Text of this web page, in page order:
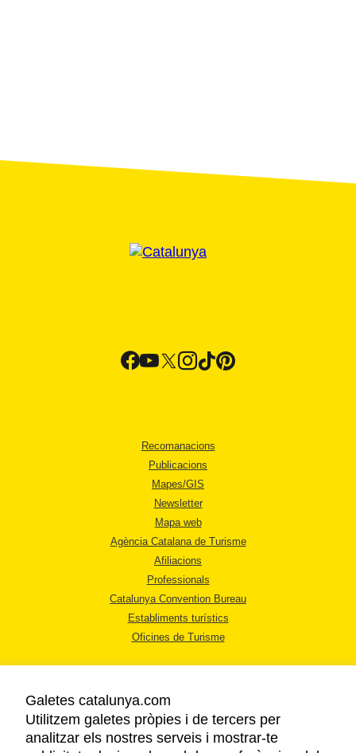
Recomanacions
Publicacions
Mapes/GIS
Newsletter
Mapa web
Agència Catalana de Turisme
Afiliacions
Professionals
Catalunya Convention Bureau
Establiments turístics
Oficines de Turisme
AVÍS LEGAL
Galetes catalunya.com
Utilitzem galetes pròpies i de tercers per
analitzar els nostres serveis i mostrar-te